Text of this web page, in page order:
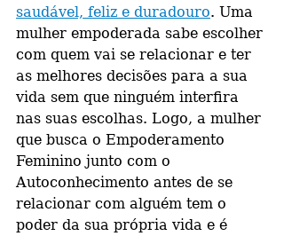
saudável, feliz e duradouro. Uma
mulher empoderada sabe escolher
com quem vai se relacionar e ter
as melhores decisões para a sua
vida sem que ninguém interfira
nas suas escolhas. Logo, a mulher
que busca o Empoderamento
Feminino junto com o
Autoconhecimento antes de se
relacionar com alguém tem o
poder da sua própria vida e é